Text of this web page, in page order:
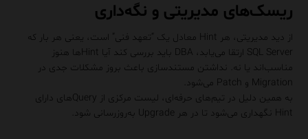
ریسک‌های مدیریتی و نگه‌داری
از دید مدیریتی، هر Hint معادل یک “تعهد فنی” است، یعنی هر بار که
SQL Server ارتقا می‌یابد، DBA باید بررسی کند آیا Hintها هنوز
مناسب‌اند یا نه. نداشتن مستندسازی باعث بروز مشکلات جدی در
Migration و Patch می‌شود.
به همین دلیل در تیم‌های حرفه‌ای، لیست مرکزی از Queryهای دارای
Hint نگهداری می‌شود تا در هر Upgrade به‌روزرسانی شود.